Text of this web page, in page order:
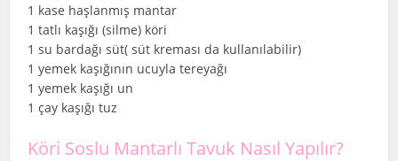
1 kase haşlanmış mantar
1 tatlı kaşığı (silme) köri
1 su bardağı süt( süt kreması da kullanılabilir)
1 yemek kaşığının ucuyla tereyağı
1 yemek kaşığı un
1 çay kaşığı tuz
Köri Soslu Mantarlı Tavuk Nasıl Yapılır?